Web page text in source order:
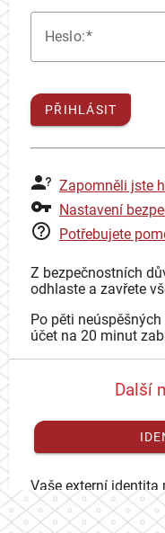
Heslo:
PŘIHLÁSIT
Zapomněli jste
Nastavení
Potřebujete
Z bezpečnostních
odhlaste a zavřete
Po pěti
účet na 20 minut
Další
Vaše externí identita
se mohli přihlásit ke